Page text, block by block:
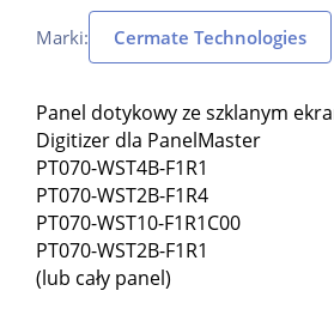
Marki: Cermate Technologies
Panel dotykowy ze szklanym
Digitizer dla PanelMaster
PT070-WST4B-F1R1
PT070-WST2B-F1R4
PT070-WST10-F1R1C00
PT070-WST2B-F1R1
(lub cały panel)